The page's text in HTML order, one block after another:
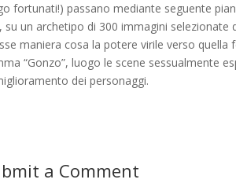
fortunati!) passano mediante seguente
su un archetipo di 300 immagini
maniera cosa la potere virile verso
“Gonzo”, luogo le scene sessualmente
dei personaggi.
a Comment